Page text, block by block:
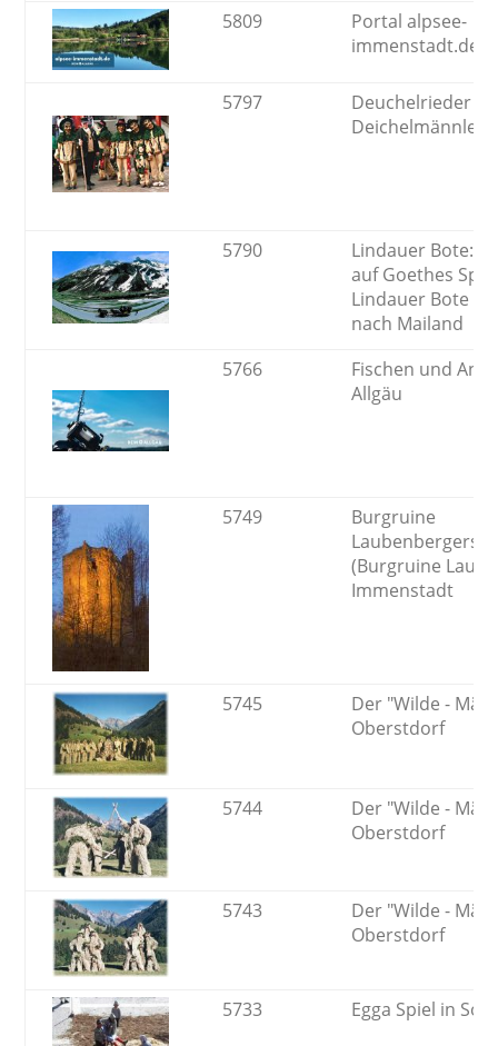
5809
Portal alpsee-
immenstadt.de
5797
Deuchelrieder
Deichelmännle
5790
Lindauer Bote:
auf Goethes
Lindauer Bote
nach Mailand
5766
Fischen und
Allgäu
5749
Burgruine
(Burgruine
Immenstadt
5745
Der "Wilde -
Oberstdorf
5744
Der "Wilde -
Oberstdorf
5743
Der "Wilde -
Oberstdorf
5733 Egga Spiel in